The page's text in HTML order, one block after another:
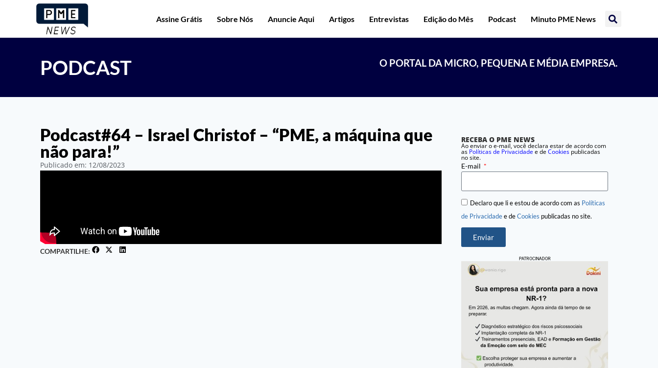
Assine Grátis Sobre Nós Anuncie Aqui Artigos Entrevistas Edição do Mês Podcast Minuto PME News
PODCAST O PORTAL DA MICRO, PEQUENA E MÉDIA EMPRESA.
Podcast#64 – Israel Christof – “PME, a máquina que
não para!”
Publicado em: 12/08/2023
COMPARTILHE:
RECEBA O PME NEWS
Ao enviar o e-mail, você declara estar de acordo com
as Políticas de Privacidadee deCookies publicadas
no site.
E-mail
Declaro que li e estou de acordo com as Políticas
de Privacidadee deCookies publicadas no site.
Enviar
PATROCINADOR